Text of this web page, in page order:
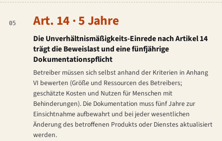
05 Art. 14 · 5 Jahre
Die Unverhältnismäßigkeits-Einrede nach Artikel 14
trägt die Beweislast und eine fünfjährige
Dokumentationspflicht
Betreiber müssen sich selbst anhand der Kriterien in Anhang
VI bewerten (Größe und Ressourcen des Betreibers;
geschätzte Kosten und Nutzen für Menschen mit
Behinderungen). Die Dokumentation muss fünf Jahre zur
Einsichtnahme aufbewahrt und bei jeder wesentlichen
Änderung des betroffenen Produkts oder Dienstes aktualisiert
werden.